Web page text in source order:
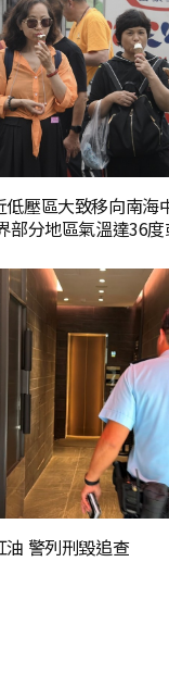
壓區大致移向南海
部分地區氣溫達36
警列刑毀追查